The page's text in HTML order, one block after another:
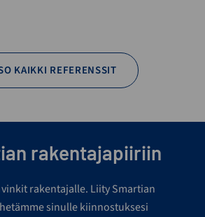
KAIKKI REFERENSSIT
rakentajapiiriin
rakentajalle. Liity Smartian
sinulle kiinnostuksesi